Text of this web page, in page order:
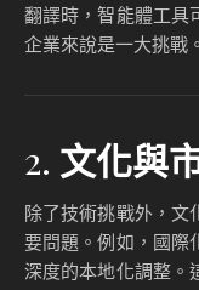
翻譯時，智能體工具
企業來說是一大挑戰。
2. 文化與
除了技術挑戰外，文
要問題。例如，國際
深度的本地化調整。